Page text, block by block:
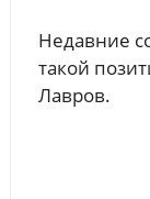
Недавние
такой
Лавров.